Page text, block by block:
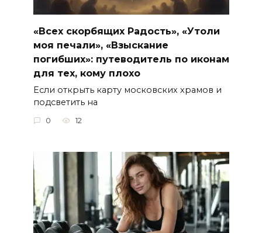
«Всех скорбящих Радость», «Утоли
моя печали», «Взыскание
погибших»: путеводитель по иконам
для тех, кому плохо
Если открыть карту московских храмов и
подсветить на
0 12